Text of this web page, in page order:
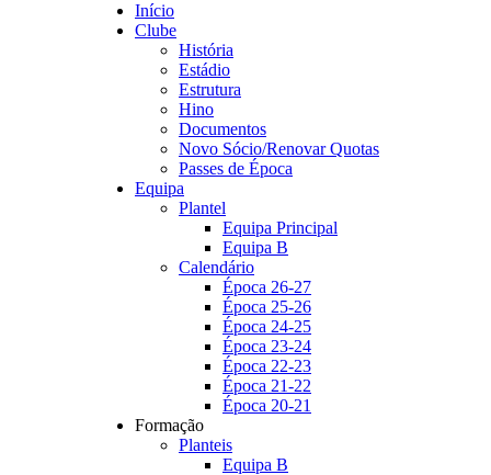
Início
Clube
História
Estádio
Estrutura
Hino
Documentos
Novo Sócio/Renovar Quotas
Passes de Época
Equipa
Plantel
Equipa Principal
Equipa B
Calendário
Época 26-27
Época 25-26
Época 24-25
Época 23-24
Época 22-23
Época 21-22
Época 20-21
Formação
Planteis
Equipa B